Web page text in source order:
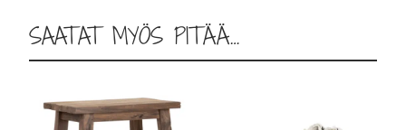
SAATAT MYÖS PITÄÄ…